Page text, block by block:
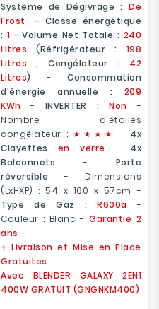
Système de Dégivrage : De
Frost
- Classe énergétique
: 1 - Volume Net Totale : 240
Litres (Réfrigérateur : 198
Litres , Congélateur : 42
Litres) - Consommation
d'énergie annuelle : 209
KWh- INVERTER :Non-
Nombre d'étoiles
congélateur : ★ ★ ★★ - 4x
Clayettes en verre- 4x
Balconnets - Porte
réversible
- Dimensions
(LxHXP) : 54 x 160 x 57cm-
Type de Gaz :
R600a
-
Couleur : Blanc -Garantie 2
ans
+ Livraison et Mise en Place
Gratuites
Avec BLENDER GALAXY 2EN1
400W GRATUIT (GNGNKM400)